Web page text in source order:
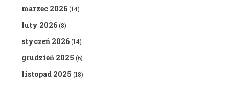
marzec 2026(14)
luty 2026(8)
styczeń 2026(14)
grudzień 2025 (6)
listopad 2025 (18)